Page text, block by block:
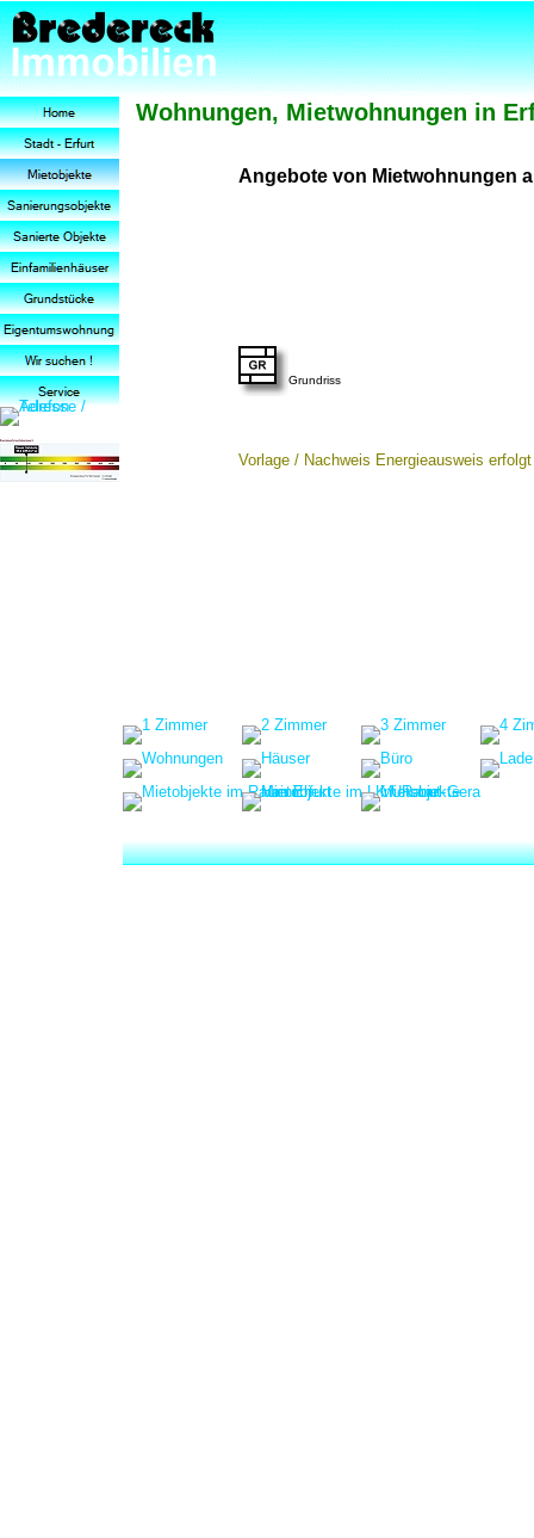
Wohnungen, Mietwohnungen in
Vorlage / Nachweis Energieausweis
Grundriss
Angebote von Mietwohnungen